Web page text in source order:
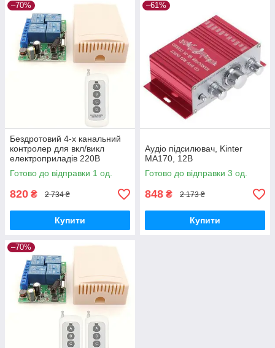
–70%
Бездротовий 4-х канальний
контролер для вкл/викл
електроприладів 220В
Готово до відправки 1 од.
820 ₴ 2 734 ₴
Купити
–61%
Аудіо підсилювач, Kinter
MA170, 12В
Готово до відправки 3 од.
848 ₴ 2 173 ₴
Купити
–70%